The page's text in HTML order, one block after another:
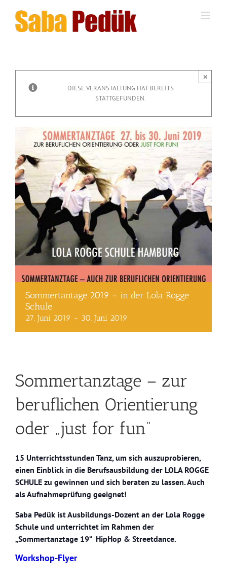
Inhalt
springen
DIESE VERANSTALTUNG HAT BEREITS
STATTGEFUNDEN.
×
Sommertantage 2019 – in der Lola Rogge
Schule
27. Juni 2019 - 30. Juni 2019
Sommertanztage – zur
beruflichen Orientierung
oder „just for fun“
15 Unterrichtsstunden Tanz, um sich auszuprobieren,
einen Einblick in die Berufsausbildung der LOLA ROGGE
SCHULE zu gewinnen und sich beraten zu lassen. Auch
als Aufnahmeprüfung geeignet!
Saba Pedük ist Ausbildungs-Dozent an der Lola Rogge
Schule und unterrichtet im Rahmen der
„Sommertanztage 19“ HipHop & Streetdance.
Workshop-Flyer